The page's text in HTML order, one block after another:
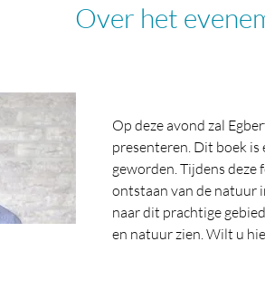
Over het
Op deze avond zal
presenteren. Dit boek
geworden. Tijdens deze
ontstaan van de natuur
naar dit prachtige
en natuur zien. Wilt u